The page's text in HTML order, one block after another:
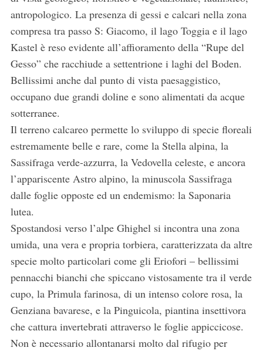
antropologico. La presenza di gessi e calcari nella zona
compresa tra passo S: Giacomo, il lago Toggia e il lago
Kastel è reso evidente all’affioramento della “Rupe del
Gesso” che racchiude a settentrione i laghi del Boden.
Bellissimi anche dal punto di vista paesaggistico,
occupano due grandi doline e sono alimentati da acque
sotterranee.
Il terreno calcareo permette lo sviluppo di specie floreali
estremamente belle e rare, come la Stella alpina, la
Sassifraga verde-azzurra, la Vedovella celeste, e ancora
l’appariscente Astro alpino, la minuscola Sassifraga
dalle foglie opposte ed un endemismo: la Saponaria
lutea.
Spostandosi verso l’alpe Ghighel si incontra una zona
umida, una vera e propria torbiera, caratterizzata da altre
specie molto particolari come gli Eriofori – bellissimi
pennacchi bianchi che spiccano vistosamente tra il verde
cupo, la Primula farinosa, di un intenso colore rosa, la
Genziana bavarese, e la Pinguicola, piantina insettivora
che cattura invertebrati attraverso le foglie appiccicose.
Non è necessario allontanarsi molto dal rifugio per
S
e
r
c
h
f
r